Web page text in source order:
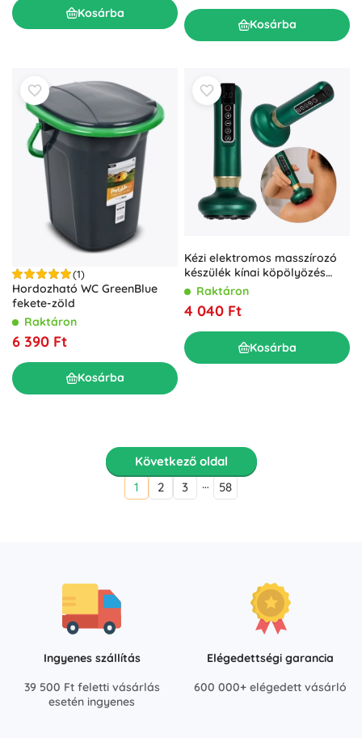
Kosárba
Kosárba
(1)
Hordozható WC GreenBlue
fekete-zöld
Raktáron
6 390 Ft
Kosárba
Kézi elektromos masszírozó
készülék kínai köpölyözés
funkcióval, USB, zöld
Raktáron
4 040 Ft
Kosárba
Következő oldal
1
2 3 … 58
Ingyenes szállítás
39 500 Ft feletti vásárlás
esetén ingyenes
Elégedettségi garancia
600 000+ elégedett vásárló